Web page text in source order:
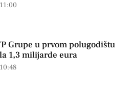
11:00
Grupe u prvom polugodištu
1,3 milijarde eura
10:48